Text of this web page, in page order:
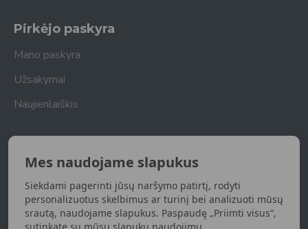
Mes naudojame slapukus
Siekdami pagerinti jūsų naršymo patirtį, rodyti
personalizuotus skelbimus ar turinį bei analizuoti mūsų
srautą, naudojame slapukus. Paspaudę „Priimti visus“,
Pirkėjo paskyra
Mano paskyra
Užsakymai
Naujienlaiškis
Naujienlaiškis
Gaukite naujienas apie naujas prekes
UŽSISAKYTI